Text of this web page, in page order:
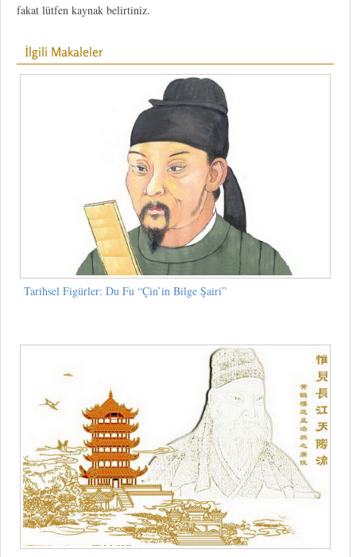
fakat lütfen kaynak belirtiniz.
İlgili Makaleler
Tarihsel Figürler: Du Fu “Çin’in Bilge Şairi”